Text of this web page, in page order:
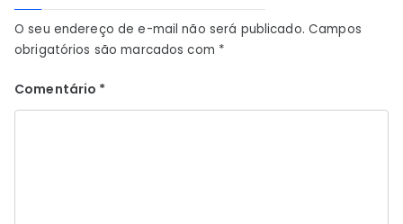
O seu endereço de e-mail não será publicado. Campos
obrigatórios são marcados com *
Comentário *